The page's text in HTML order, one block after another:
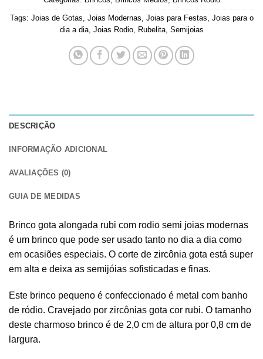
Tags: Joias de Gotas Joias Modernas Joias para Festas Joias para o
dia a dia, Joias Rodio, Rubelita, Semijoias
DESCRIÇÃO
INFORMAÇÃO ADICIONAL
AVALIAÇÕES (0)
GUIA DE MEDIDAS
Brinco gota alongada rubi com rodio semi joias modernas
é um brinco que pode ser usado tanto no dia a dia como
em ocasiões especiais. O corte de zircônia gota está super
em alta e deixa as semijóias sofisticadas e finas.
Este brinco pequeno é confeccionado é metal com banho
de ródio. Cravejado por zircônias gota cor rubi. O tamanho
deste charmoso brinco é de 2,0 cm de altura por 0,8 cm de
largura.